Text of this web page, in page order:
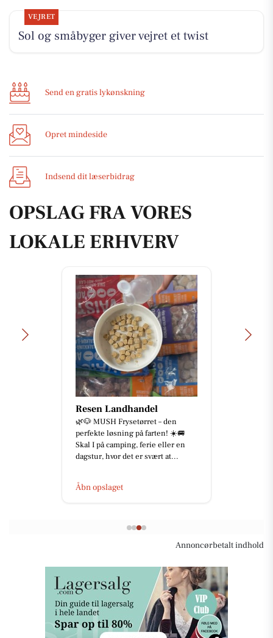
VEJRET
Sol og småbyger giver vejret et twist
Send en gratis lykønskning
Opret mindeside
Indsend dit læserbidrag
OPSLAG FRA VORES
LOKALE ERHVERV
Resen Landhandel
🌿🐶 MUSH Frysetørret – den
perfekte løsning på farten! ☀️🚐
Skal I på camping, ferie eller en
dagstur, hvor det er svært at...
Åbn opslaget
Annoncørbetalt indhold